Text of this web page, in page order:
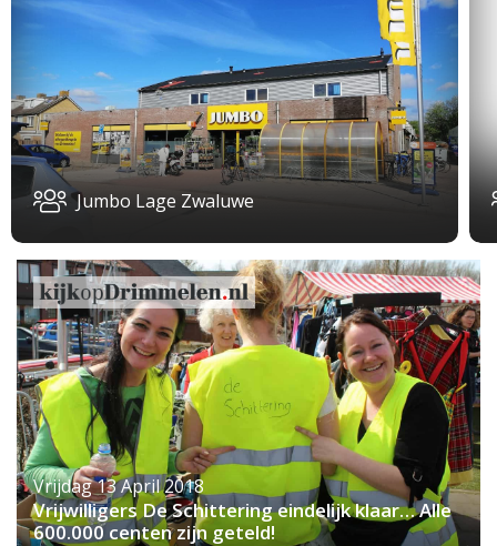
Jumbo Lage Zwaluwe
Vrijdag 13 April 2018
Vrijwilligers De Schittering eindelijk klaar… Alle
600.000 centen zijn geteld!